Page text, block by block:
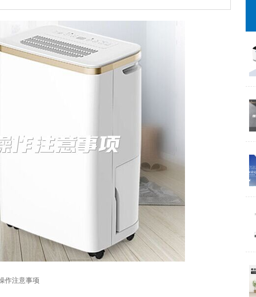
作注意事项